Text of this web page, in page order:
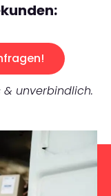
& unverbindlich.